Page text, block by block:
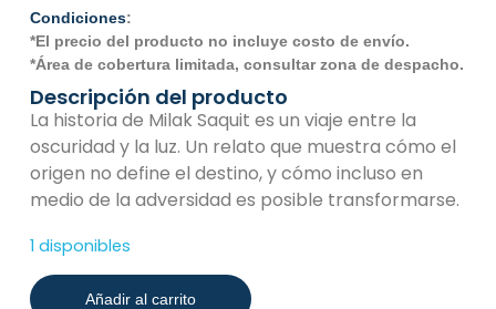
Condiciones:
*El precio del producto no incluye costo de envío.
*Área de cobertura limitada, consultar zona de despacho.
Descripción del producto
La historia de Milak Saquit es un viaje entre la
oscuridad y la luz. Un relato que muestra cómo el
origen no define el destino, y cómo incluso en
medio de la adversidad es posible transformarse.
1 disponibles
Añadir al carrito